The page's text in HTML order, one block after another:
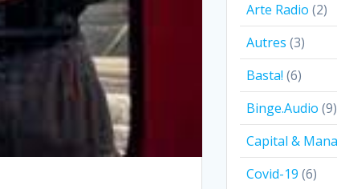
Arte Radio (2)
Autres (3)
Basta! (6)
Binge.Audio (9)
Capital &
Covid-19 (6)